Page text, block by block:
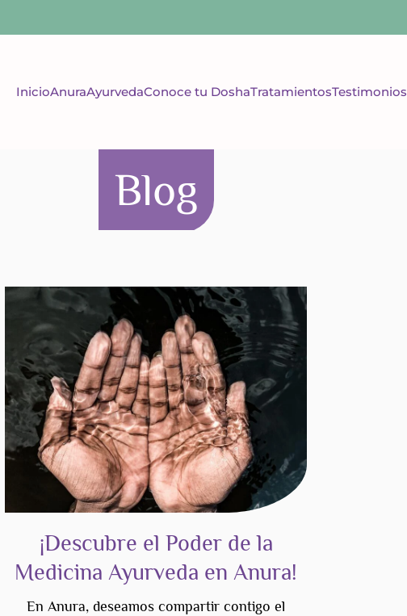
InicioAnuraAyurvedaConoce tu DoshaTratamientosTestimonios
Blog
¡Descubre el Poder de la
Medicina Ayurveda en Anura!
En Anura, deseamos compartir contigo el